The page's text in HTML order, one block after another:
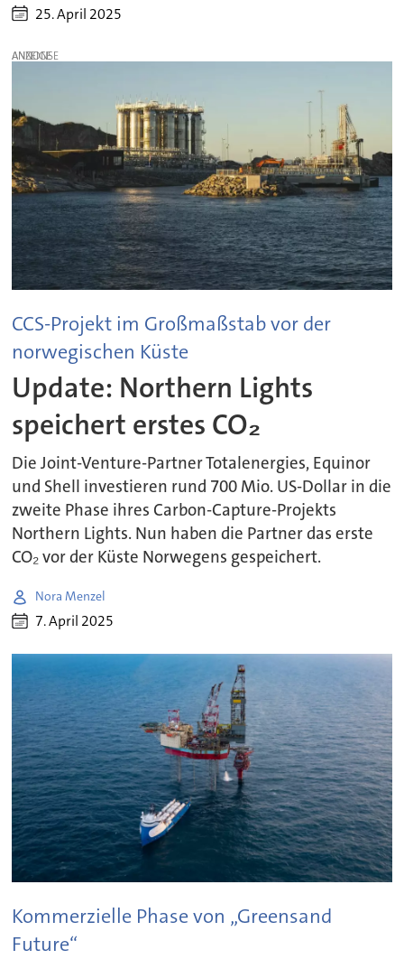
25. April 2025
ANZEIGE
CCS-Projekt im Großmaßstab vor der
norwegischen Küste
Update: Northern Lights
speichert erstes CO₂
Die Joint-Venture-Partner Totalenergies, Equinor
und Shell investieren rund 700 Mio. US-Dollar in die
zweite Phase ihres Carbon-Capture-Projekts
Northern Lights. Nun haben die Partner das erste
CO₂ vor der Küste Norwegens gespeichert.
Nora Menzel
7. April 2025
Kommerzielle Phase von „Greensand
Future“